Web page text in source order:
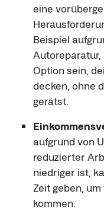
eine
Beispiel
Autoreparatur,
Option sein,
decken, ohne
gerätst.
aufgrund von
reduzierter
niedriger ist,
Zeit geben,
kommen.